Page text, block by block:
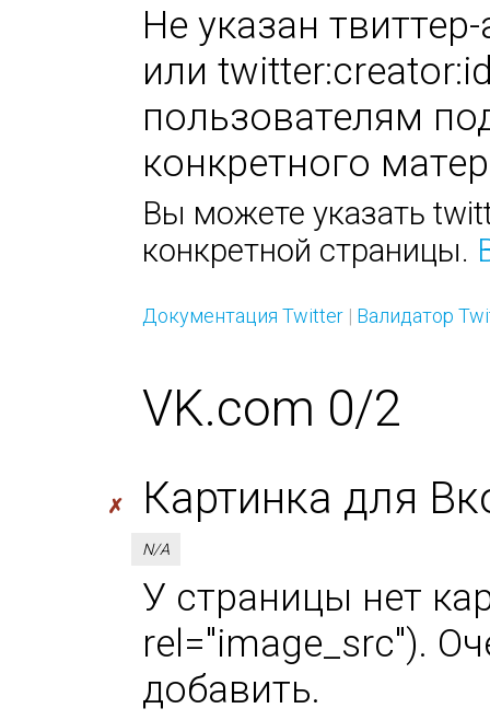
Не указан
или
пользователям
конкретного
Вы можете указать
конкретной страницы.
Документация Twitter | Валидатор
VK.com 0/2
✗ Картинка для
N/A
У страницы нет
rel="image_src").
добавить.